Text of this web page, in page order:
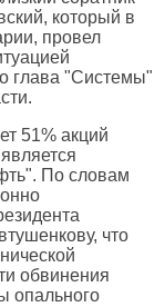
который в
провел
глава "Системы"
51% акций
По словам
что
обвинения
опального